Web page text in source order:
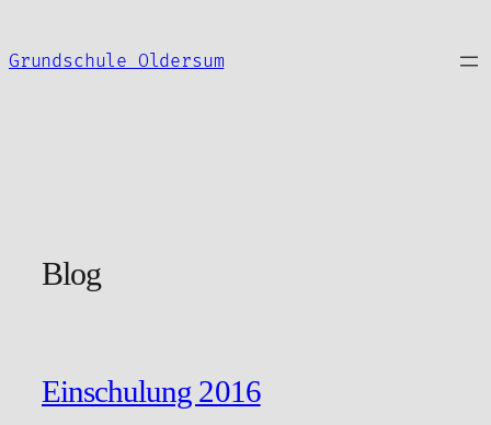
Inhalt
springen
Grundschule Oldersum
Blog
Einschulung 2016